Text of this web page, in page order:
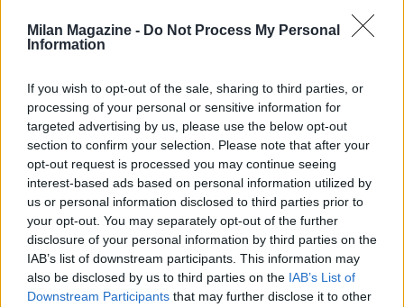
Milan Magazine - Do Not Process My Personal
Information
If you wish to opt-out of the sale, sharing to third parties, or
processing of your personal or sensitive information for
targeted advertising by us, please use the below opt-out
section to confirm your selection. Please note that after your
opt-out request is processed you may continue seeing
interest-based ads based on personal information utilized by
us or personal information disclosed to third parties prior to
your opt-out. You may separately opt-out of the further
disclosure of your personal information by third parties on the
IAB’s list of downstream participants. This information may
also be disclosed by us to third parties on the IAB’s List of
Downstream Participants that may further disclose it to other
potrebbe andare via, quindi Rabiot potrebbe essere
un'ottima soluzione. Riscatto di Hojlund? Lo davo per
sarà bello vedere il duello con Pogacar al Tour de France.
Mondiali? Sono sempre interessanti per chi ama il calcio, bella
lotta tra Francia, Spagna e Brasile, ma occhio ad Argentina e
Turchia".